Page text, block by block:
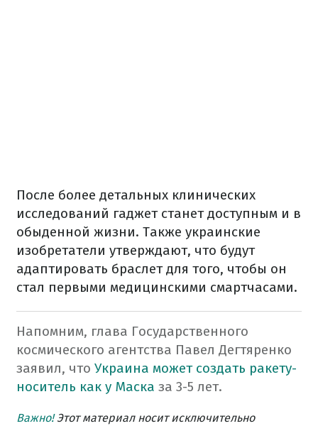
После более детальных клинических
исследований гаджет станет доступным и в
обыденной жизни. Также украинские
изобретатели утверждают, что будут
адаптировать браслет для того, чтобы он
стал первыми медицинскими смартчасами.
Напомним, глава Государственного
космического агентства Павел Дегтяренко
заявил, что Украина может создать ракету-
носитель как у Маска за 3-5 лет.
Важно!Этот материал носит исключительно